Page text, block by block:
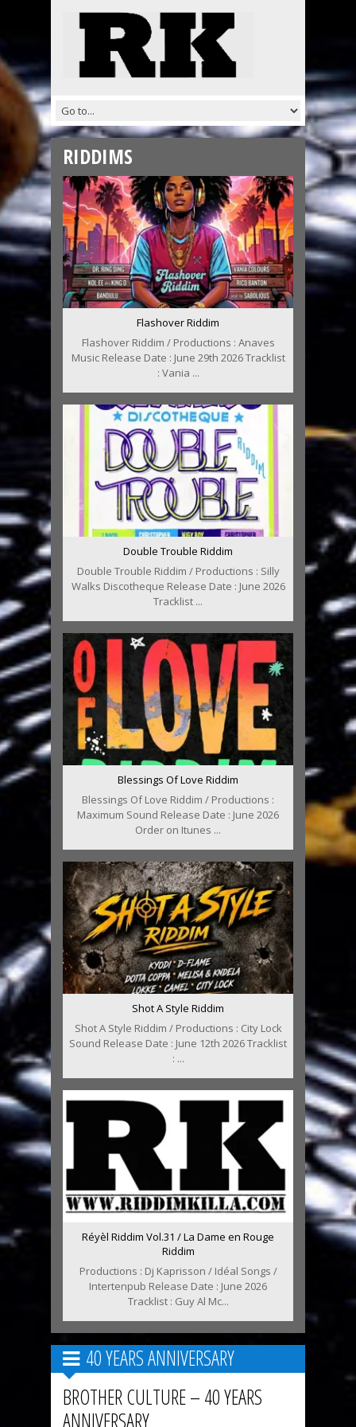
RIDDIMS
Flashover Riddim
Flashover Riddim / Productions : Anaves
Music Release Date : June 29th 2026 Tracklist
: Vania ...
Double Trouble Riddim
Double Trouble Riddim / Productions : Silly
Walks Discotheque Release Date : June 2026
Tracklist ...
Blessings Of Love Riddim
Blessings Of Love Riddim / Productions :
Maximum Sound Release Date : June 2026
Order on Itunes ...
Shot A Style Riddim
Shot A Style Riddim / Productions : City Lock
Sound Release Date : June 12th 2026 Tracklist
: ...
Réyèl Riddim Vol.31 / La Dame en Rouge
Riddim
Productions : Dj Kaprisson / Idéal Songs /
Intertenpub Release Date : June 2026
Tracklist : Guy Al Mc...
40 YEARS ANNIVERSARY
BROTHER CULTURE – 40 YEARS
ANNIVERSARY